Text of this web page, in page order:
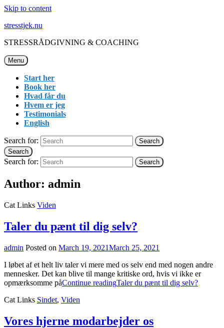
Skip to content
stresstjek.nu
STRESSRÅDGIVNING & COACHING
Menu
Start her
Book her
Hvad får du
Hvem er jeg
Testimonials
English
Search for:
Search
Search
Search for: Search
Author: admin
Cat Links Viden
Taler du pænt til dig selv?
admin Posted on March 19, 2021March 25, 2021
I løbet af et helt liv taler vi mere med os selv end med nogen andre
mennesker. Det kan blive til mange kritiske ord, hvis vi ikke er
opmærksomme påContinue readingTaler du pænt til dig selv?
Cat Links Sindet, Viden
Vores hjerne modarbejder os